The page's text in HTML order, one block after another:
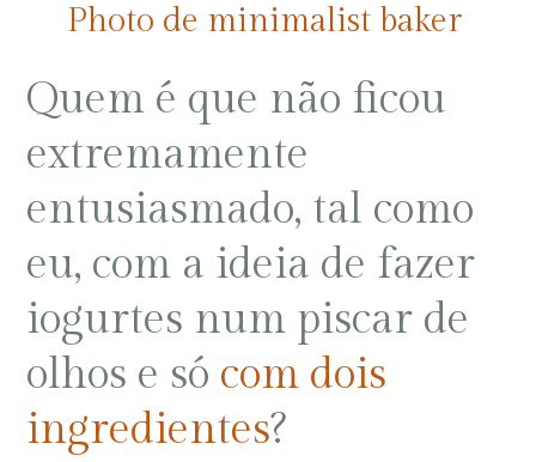
Photo de minimalist baker
Quem é que não ficou
extremamente
entusiasmado, tal como
eu, com a ideia de fazer
iogurtes num piscar de
olhos e só com dois
ingredientes?